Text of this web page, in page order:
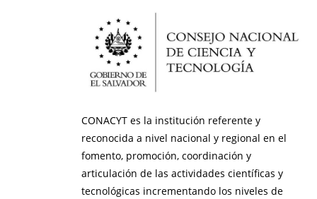
CONACYT es la institución referente y
reconocida a nivel nacional y regional en el
fomento, promoción, coordinación y
articulación de las actividades científicas y
tecnológicas incrementando los niveles de